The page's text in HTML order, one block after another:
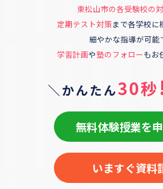
東松山市の各受験校の
定期テスト対策まで各学校に
細やかな指導が可能
学習計画や塾のフォローもお
＼かんたん30秒
無料体験授業を
いますぐ資料